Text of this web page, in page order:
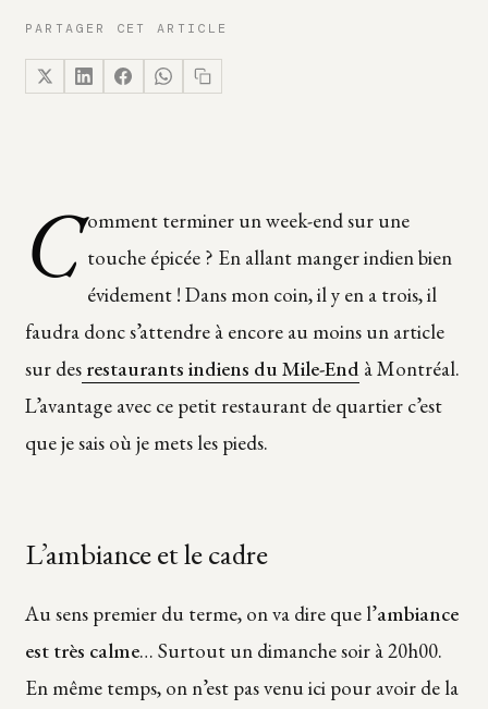
PARTAGER CET ARTICLE
C omment terminer un week-end sur une
touche épicée ? En allant manger indien bien
évidement ! Dans mon coin, il y en a trois, il
faudra donc s’attendre à encore au moins un article
sur desrestaurants indiens du Mile-End à Montréal.
L’avantage avec ce petit restaurant de quartier c’est
que je sais où je mets les pieds.
L’ambiance et le cadre
Au sens premier du terme, on va dire que l’ambiance
est très calme… Surtout un dimanche soir à 20h00.
En même temps, on n’est pas venu ici pour avoir de la